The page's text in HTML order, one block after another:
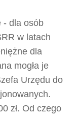
- dla osób
w latach
dla
mogła je
Urzędu do
zł. Od czego